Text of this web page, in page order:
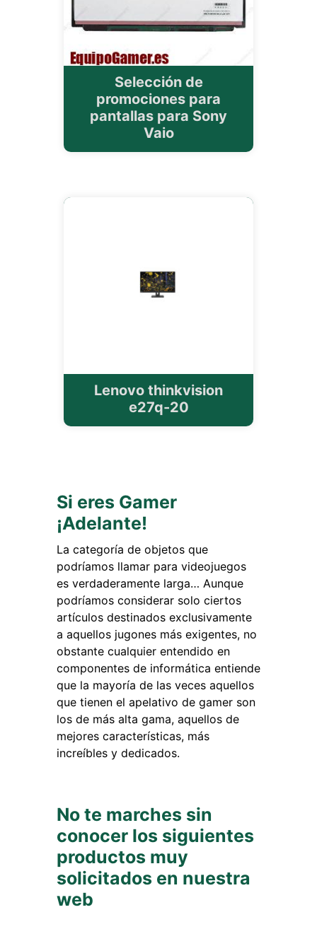
Selección de
promociones para
pantallas para Sony
Vaio
Lenovo thinkvision
e27q-20
Si eres Gamer
¡Adelante!
La categoría de objetos que
podríamos llamar para videojuegos
es verdaderamente larga… Aunque
podríamos considerar solo ciertos
artículos destinados exclusivamente
a aquellos jugones más exigentes, no
obstante cualquier entendido en
componentes de informática entiende
que la mayoría de las veces aquellos
que tienen el apelativo de gamer son
los de más alta gama, aquellos de
mejores características, más
increíbles y dedicados.
No te marches sin
conocer los siguientes
productos muy
solicitados en nuestra
web